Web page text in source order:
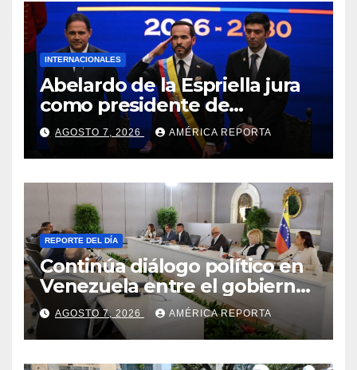
INTERNACIONALES
Abelardo de la Espriella jura
como presidente de
Colombia para el periodo
2026-2030
AGOSTO 7, 2026 AMÉRICA REPORTA
REPORTE DEL DÍA
Continúa diálogo político en
Venezuela entre el gobierno
y la oposición
AGOSTO 7, 2026 AMÉRICA REPORTA